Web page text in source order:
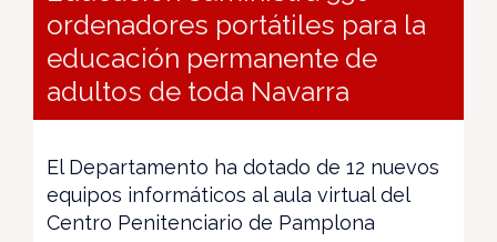
ordenadores portátiles para la
educación permanente de
adultos de toda Navarra
El Departamento ha dotado de 12 nuevos
equipos informáticos al aula virtual del
Centro Penitenciario de Pamplona